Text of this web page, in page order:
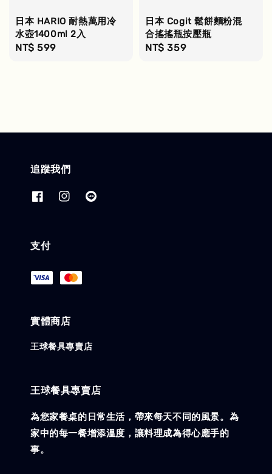
日本 HARIO 耐熱萬用冷
水壺1400ml 2入
Regular
NT$ 599
日本 Cogit 鬆餅麵粉混
合搖搖瓶按壓瓶
Regular
NT$ 359
追蹤我們
支付
實體商店
王球餐具專賣店
王球餐具專賣店
為您家餐桌的日常生活，帶來每天不同的風景。為
家中的每一餐增添溫度，讓料理成為得心應手的
事。